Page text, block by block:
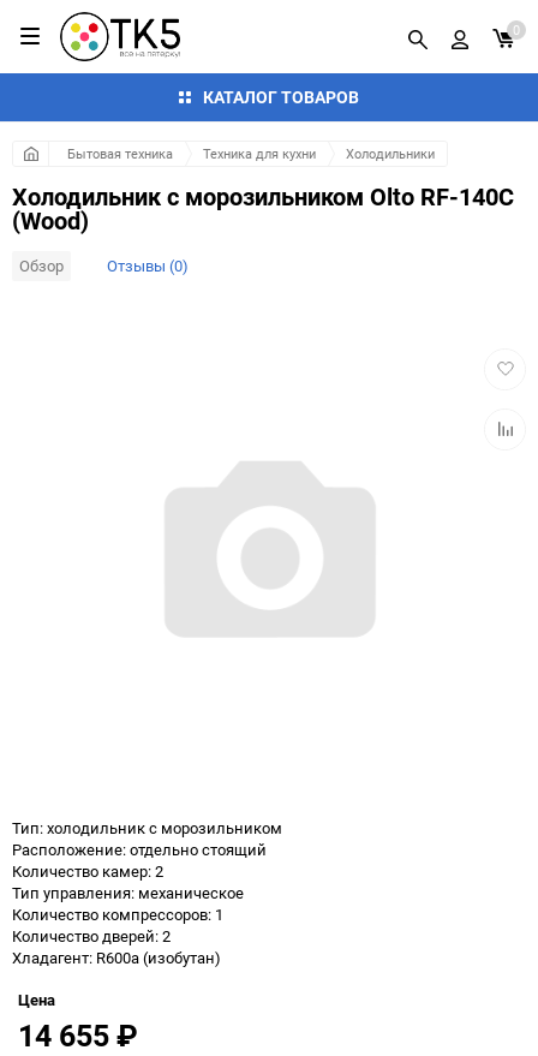
КАТАЛОГ ТОВАРОВ
0
Бытовая техника Техника для кухни Холодильники
Холодильник с морозильником Olto RF-140C
(Wood)
Обзор Отзывы (0)
Тип: холодильник с морозильником
Расположение: отдельно стоящий
Количество камер: 2
Тип управления: механическое
Количество компрессоров: 1
Количество дверей: 2
Хладагент: R600a (изобутан)
Цена
14 655₽